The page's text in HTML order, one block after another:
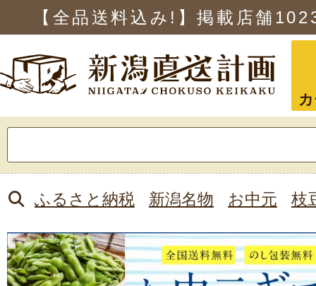
【全品送料込み!】掲載店舗
索:
ふるさと納税 新潟名物 お中元 枝